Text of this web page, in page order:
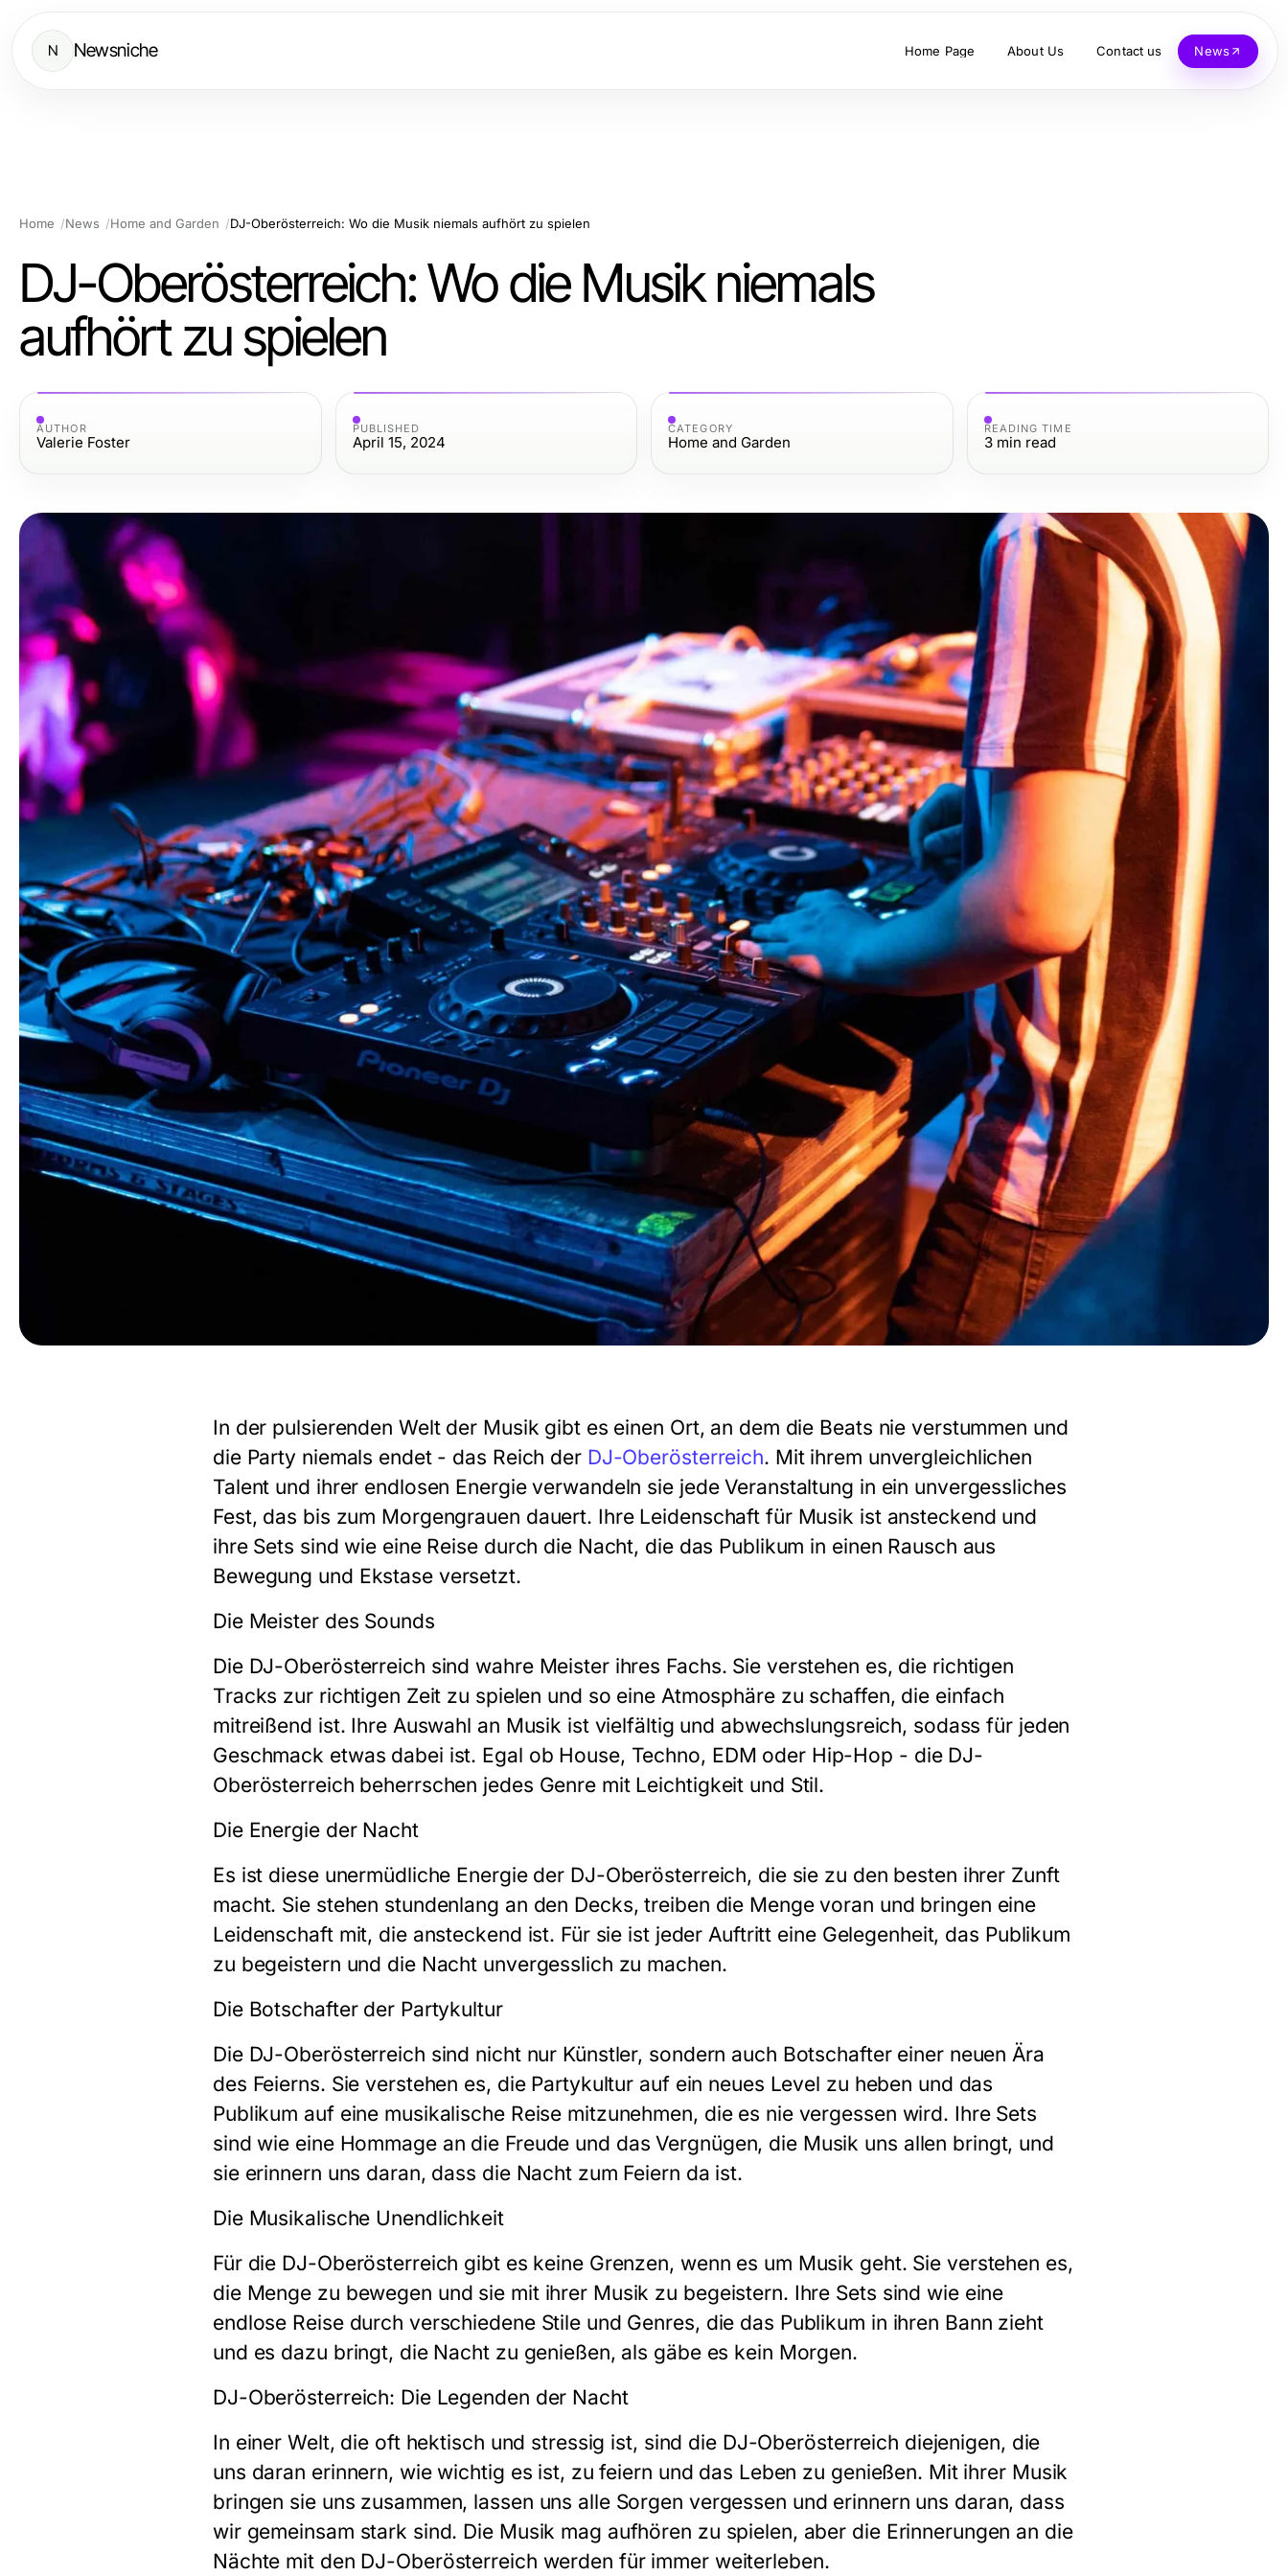
N Newsniche Home Page About Us Contact us News
Home News Home and Garden DJ-Oberösterreich: Wo die Musik niemals aufhört zu spielen
DJ-Oberösterreich: Wo die Musik niemals
aufhört zu spielen
AUTHOR
Valerie Foster
PUBLISHED
April 15, 2024
CATEGORY
Home and Garden
READING TIME
3 min read
In der pulsierenden Welt der Musik gibt es einen Ort, an dem die Beats nie verstummen und
die Party niemals endet - das Reich der DJ-Oberösterreich. Mit ihrem unvergleichlichen
Talent und ihrer endlosen Energie verwandeln sie jede Veranstaltung in ein unvergessliches
Fest, das bis zum Morgengrauen dauert. Ihre Leidenschaft für Musik ist ansteckend und
ihre Sets sind wie eine Reise durch die Nacht, die das Publikum in einen Rausch aus
Bewegung und Ekstase versetzt.
Die Meister des Sounds
Die DJ-Oberösterreich sind wahre Meister ihres Fachs. Sie verstehen es, die richtigen
Tracks zur richtigen Zeit zu spielen und so eine Atmosphäre zu schaffen, die einfach
mitreißend ist. Ihre Auswahl an Musik ist vielfältig und abwechslungsreich, sodass für jeden
Geschmack etwas dabei ist. Egal ob House, Techno, EDM oder Hip-Hop - die DJ-
Oberösterreich beherrschen jedes Genre mit Leichtigkeit und Stil.
Die Energie der Nacht
Es ist diese unermüdliche Energie der DJ-Oberösterreich, die sie zu den besten ihrer Zunft
macht. Sie stehen stundenlang an den Decks, treiben die Menge voran und bringen eine
Leidenschaft mit, die ansteckend ist. Für sie ist jeder Auftritt eine Gelegenheit, das Publikum
zu begeistern und die Nacht unvergesslich zu machen.
Die Botschafter der Partykultur
Die DJ-Oberösterreich sind nicht nur Künstler, sondern auch Botschafter einer neuen Ära
des Feierns. Sie verstehen es, die Partykultur auf ein neues Level zu heben und das
Publikum auf eine musikalische Reise mitzunehmen, die es nie vergessen wird. Ihre Sets
sind wie eine Hommage an die Freude und das Vergnügen, die Musik uns allen bringt, und
sie erinnern uns daran, dass die Nacht zum Feiern da ist.
Die Musikalische Unendlichkeit
Für die DJ-Oberösterreich gibt es keine Grenzen, wenn es um Musik geht. Sie verstehen es,
die Menge zu bewegen und sie mit ihrer Musik zu begeistern. Ihre Sets sind wie eine
endlose Reise durch verschiedene Stile und Genres, die das Publikum in ihren Bann zieht
und es dazu bringt, die Nacht zu genießen, als gäbe es kein Morgen.
DJ-Oberösterreich: Die Legenden der Nacht
In einer Welt, die oft hektisch und stressig ist, sind die DJ-Oberösterreich diejenigen, die
uns daran erinnern, wie wichtig es ist, zu feiern und das Leben zu genießen. Mit ihrer Musik
bringen sie uns zusammen, lassen uns alle Sorgen vergessen und erinnern uns daran, dass
wir gemeinsam stark sind. Die Musik mag aufhören zu spielen, aber die Erinnerungen an die
Nächte mit den DJ-Oberösterreich werden für immer weiterleben.